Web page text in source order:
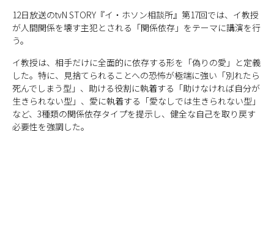
12日放送のtvN STORY『イ・ホソン相談所』第17回では、イ教授
が人間関係を壊す主犯とされる「関係依存」をテーマに講演を行
う。
イ教授は、相手だけに全面的に依存する形を「偽りの愛」と定義
した。特に、見捨てられることへの恐怖が極端に強い「別れたら
死んでしまう型」、助ける役割に執着する「助けなければ自分が
生きられない型」、愛に執着する「愛なしでは生きられない型」
など、3種類の関係依存タイプを提示し、健全な自己を取り戻す
必要性を強調した。